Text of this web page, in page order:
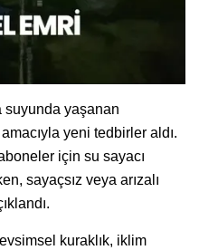
suyunda yaşanan
yeni tedbirler aldı.
için su sayacı
sayaçsız veya arızalı
kuraklık, iklim